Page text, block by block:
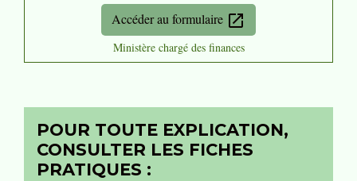
Accéder au formulaire open_in_new
Ministère chargé des finances
POUR TOUTE EXPLICATION,
CONSULTER LES FICHES
PRATIQUES :